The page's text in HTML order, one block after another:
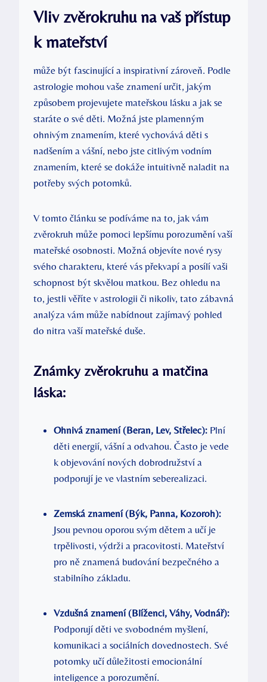
Vliv zvěrokruhu na vaš přístup
k mateřství
může být fascinující a inspirativní zároveň. Podle
astrologie mohou vaše znamení určit, jakým
způsobem projevujete mateřskou lásku a jak se
staráte o své děti. Možná jste plamenným
ohnivým znamením, které vychovává děti s
nadšením a vášní, nebo jste citlivým vodním
znamením, které se dokáže intuitivně naladit na
potřeby svých potomků.
V tomto článku se podíváme na to, jak vám
zvěrokruh může pomoci lepšímu porozumění vaší
mateřské osobnosti. Možná objevíte nové rysy
svého charakteru, které vás překvapí a posílí vaši
schopnost být skvělou matkou. Bez ohledu na
to, jestli věříte v astrologii či nikoliv, tato zábavná
analýza vám může nabídnout zajímavý pohled
do nitra vaší mateřské duše.
Známky zvěrokruhu a matčina
láska:
Ohnivá znamení (Beran, Lev, Střelec): Plní
děti energií, vášní a odvahou. Často je vede
k objevování nových dobrodružství a
podporují je ve vlastním seberealizaci.
Zemská znamení (Býk, Panna, Kozoroh):
Jsou pevnou oporou svým dětem a učí je
trpělivosti, výdrži a pracovitosti. Mateřství
pro ně znamená budování bezpečného a
stabilního základu.
Vzdušná znamení (Blíženci, Váhy, Vodnář):
Podporují děti ve svobodném myšlení,
komunikaci a sociálních dovednostech. Své
potomky učí důležitosti emocionální
inteligence a porozumění.